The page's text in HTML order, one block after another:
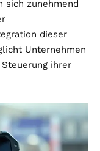
sich zunehmend
dieser
Unternehmen
ihrer